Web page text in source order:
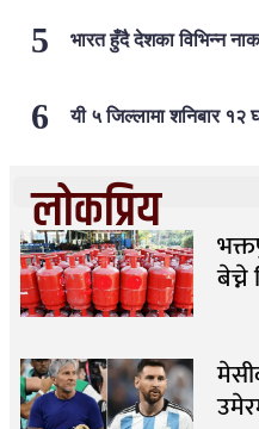
भारत हुँदै देशका विभिन्न
यी ५ जिल्लामा शनिबार १२
लोकप्रिय